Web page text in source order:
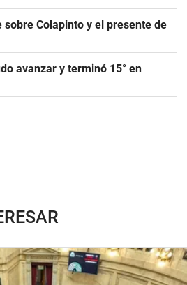
sobre Colapinto y el presente de
avanzar y terminó 15° en